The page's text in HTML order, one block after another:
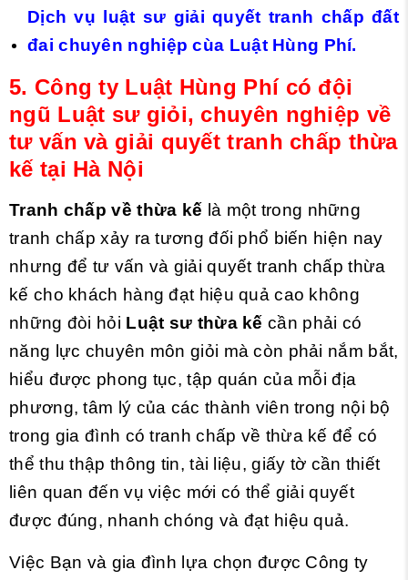
Dịch vụ luật sư giải quyết tranh chấp đất
đai chuyên nghiệp cùa Luật Hùng Phí.
5. Công ty Luật Hùng Phí có đội
ngũ Luật sư giỏi, chuyên nghiệp về
tư vấn và giải quyết tranh chấp thừa
kế tại Hà Nội
Tranh chấp về thừa kế là một trong những
tranh chấp xảy ra tương đối phổ biến hiện nay
nhưng để tư vấn và giải quyết tranh chấp thừa
kế cho khách hàng đạt hiệu quả cao không
những đòi hỏi Luật sư thừa kế cần phải có
năng lực chuyên môn giỏi mà còn phải nắm bắt,
hiểu được phong tục, tập quán của mỗi địa
phương, tâm lý của các thành viên trong nội bộ
trong gia đình có tranh chấp về thừa kế để có
thể thu thập thông tin, tài liệu, giấy tờ cần thiết
liên quan đến vụ việc mới có thể giải quyết
được đúng, nhanh chóng và đạt hiệu quả.
Việc Bạn và gia đình lựa chọn được Công ty